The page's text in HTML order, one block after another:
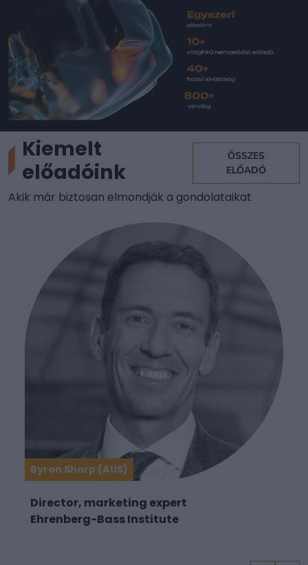
Kiemelt
előadóink
ÖSSZES
ELŐADÓ
Akik már biztosan elmondják a gondolataikat
Byron Sharp (AUS)
Director, marketing expert
Ehrenberg-Bass Institute